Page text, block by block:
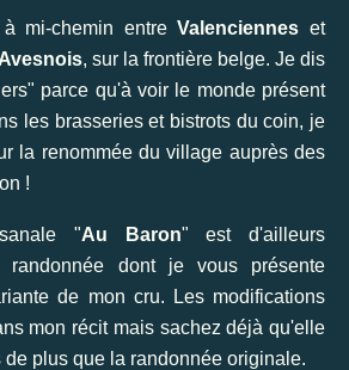
à mi-chemin entreValencienneset
Avesnois, sur la frontière belge. Je dis
parce qu'à voir le monde présent
les brasseries et bistrots du coin, je
la renommée du village auprès des
!
"Au Baron" est d'ailleurs
randonnée dont je vous présente
de mon cru. Les modifications
mon récit mais sachez déjà qu'elle
plus que la randonnée originale.